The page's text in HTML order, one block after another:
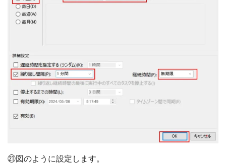
㉑図のように設定します。